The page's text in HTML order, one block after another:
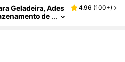
Geladeira, Ades
de
Divertidos p
4,96 (100+)